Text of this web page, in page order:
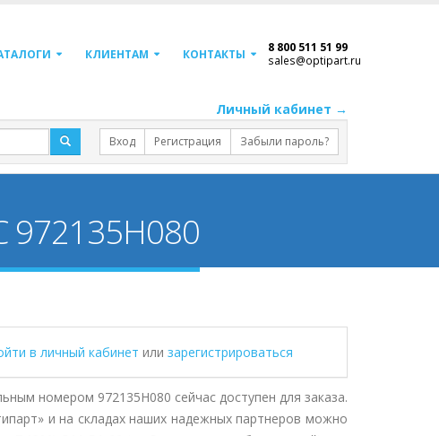
КЛИЕНТАМ КОНТАКТЫ 8 800 511 51 99
sales@optipart.ru
Личный кабинет →
Вход Регистрация Забыли пароль?
972135H080
в личный кабинет или зарегистрироваться
номером 972135H080 сейчас доступен для заказа.
и на складах наших надежных партнеров можно